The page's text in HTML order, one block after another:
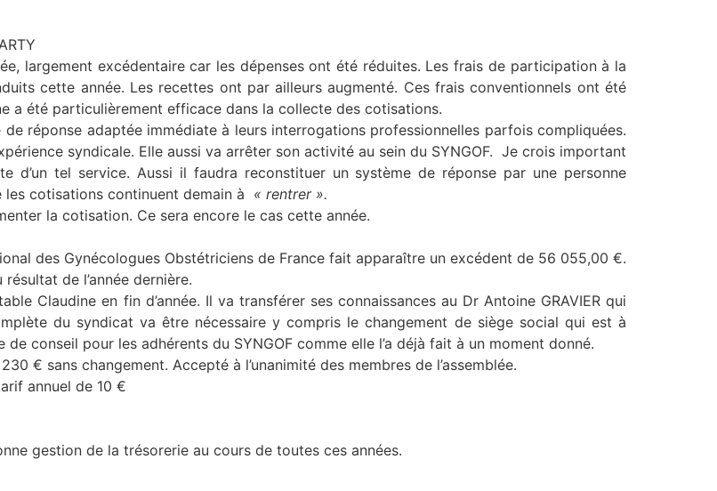
largement excédentaire car les dépenses ont été réduites. Les frais de participation à la
cette année. Les recettes ont par ailleurs augmenté. Ces frais conventionnels ont été
a été particulièrement efficace dans la collecte des cotisations.
réponse adaptée immédiate à leurs interrogations professionnelles parfois compliquées.
syndicale. Elle aussi va arrêter son activité au sein du SYNGOF. Je crois important
d’un tel service. Aussi il faudra reconstituer un système de réponse par une personne
cotisations continuent demain à « rentrer ».
la cotisation. Ce sera encore le cas cette année.
des Gynécologues Obstétriciens de France fait apparaître un excédent de 56 055,00 €.
de l’année dernière.
Claudine en fin d’année. Il va transférer ses connaissances au Dr Antoine GRAVIER qui
du syndicat va être nécessaire y compris le changement de siège social qui est à
conseil pour les adhérents du SYNGOF comme elle l’a déjà fait à un moment donné.
€ sans changement. Accepté à l’unanimité des membres de l’assemblée.
annuel de 10 €
gestion de la trésorerie au cours de toutes ces années.